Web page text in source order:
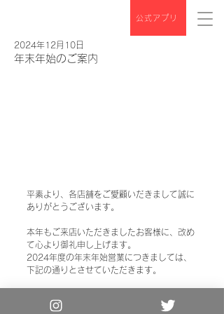
公式アプリ
年末年始のご案内
2024年12月10日
平素より、各店舗をご愛顧いだきまして誠に
ありがとうございます。
本年もご来店いただきましたお客様に、改め
て心より御礼申し上げます。
2024年度の年末年始営業につきましては、
下記の通りとさせていただきます。
願い申し上げます。